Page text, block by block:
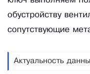
обустройству
сопутствующие
Актуальность